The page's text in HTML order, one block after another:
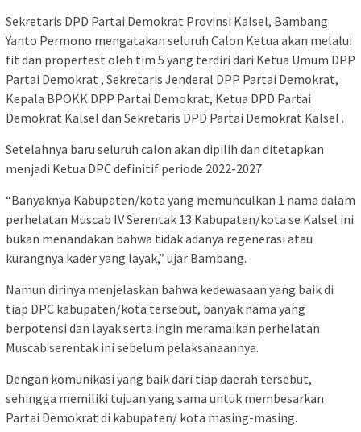
Sekretaris DPD Partai Demokrat Provinsi Kalsel, Bambang
Yanto Permono mengatakan seluruh Calon Ketua akan melalui
fit dan propertest oleh tim 5 yang terdiri dari Ketua Umum DPP
Partai Demokrat , Sekretaris Jenderal DPP Partai Demokrat,
Kepala BPOKK DPP Partai Demokrat, Ketua DPD Partai
Demokrat Kalsel dan Sekretaris DPD Partai Demokrat Kalsel .
Setelahnya baru seluruh calon akan dipilih dan ditetapkan
menjadi Ketua DPC definitif periode 2022-2027.
“Banyaknya Kabupaten/kota yang memunculkan 1 nama dalam
perhelatan Muscab IV Serentak 13 Kabupaten/kota se Kalsel ini
bukan menandakan bahwa tidak adanya regenerasi atau
kurangnya kader yang layak,” ujar Bambang.
Namun dirinya menjelaskan bahwa kedewasaan yang baik di
tiap DPC kabupaten/kota tersebut, banyak nama yang
berpotensi dan layak serta ingin meramaikan perhelatan
Muscab serentak ini sebelum pelaksanaannya.
Dengan komunikasi yang baik dari tiap daerah tersebut,
sehingga memiliki tujuan yang sama untuk membesarkan
Partai Demokrat di kabupaten/ kota masing-masing.